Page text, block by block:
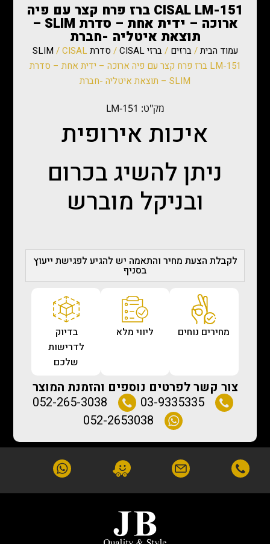
CISAL LM-151 ברז פרח קצר עם פיה
ארוכה – ידית אחת – סדרת SLIM –
תוצאת איטליה -חברת
עמוד הבית/ברזים /ברזי CISAL / סדרת SLIM/ CISAL
LM-151 ברז פרח קצר עם פיה ארוכה – ידית אחת – סדרת
SLIM – תוצאת איטליה -חברת
מק"ט: LM-151
איכות אירופית
ניתן להשיג בכרום
ובניקל מוברש
לקבלת הצעת מחיר והתאמה יש להגיע לפגישת ייעוץ
בסניף
מחירים נוחים ליווי מלא
בדיוק
לדרישות
שלכם
צור קשר לפרטים נוספים והזמנת המוצר
03-9335335
052-265-3038
052-2653038